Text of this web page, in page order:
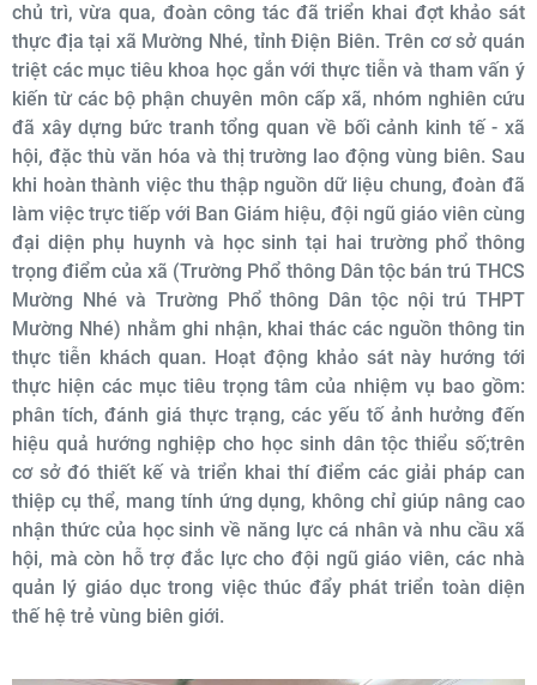
chủ trì, vừa qua, đoàn công tác đã triển khai đợt khảo sát
thực địa tại xã Mường Nhé, tỉnh Điện Biên. Trên cơ sở quán
triệt các mục tiêu khoa học gắn với thực tiễn và tham vấn ý
kiến từ các bộ phận chuyên môn cấp xã, nhóm nghiên cứu
đã xây dựng bức tranh tổng quan về bối cảnh kinh tế - xã
hội, đặc thù văn hóa và thị trường lao động vùng biên. Sau
khi hoàn thành việc thu thập nguồn dữ liệu chung, đoàn đã
làm việc trực tiếp với Ban Giám hiệu, đội ngũ giáo viên cùng
đại diện phụ huynh và học sinh tại hai trường phổ thông
trọng điểm của xã (Trường Phổ thông Dân tộc bán trú THCS
Mường Nhé và Trường Phổ thông Dân tộc nội trú THPT
Mường Nhé) nhằm ghi nhận, khai thác các nguồn thông tin
thực tiễn khách quan. Hoạt động khảo sát này hướng tới
thực hiện các mục tiêu trọng tâm của nhiệm vụ bao gồm:
phân tích, đánh giá thực trạng, các yếu tố ảnh hưởng đến
hiệu quả hướng nghiệp cho học sinh dân tộc thiểu số;trên
cơ sở đó thiết kế và triển khai thí điểm các giải pháp can
thiệp cụ thể, mang tính ứng dụng, không chỉ giúp nâng cao
nhận thức của học sinh về năng lực cá nhân và nhu cầu xã
hội, mà còn hỗ trợ đắc lực cho đội ngũ giáo viên, các nhà
quản lý giáo dục trong việc thúc đẩy phát triển toàn diện
thế hệ trẻ vùng biên giới.